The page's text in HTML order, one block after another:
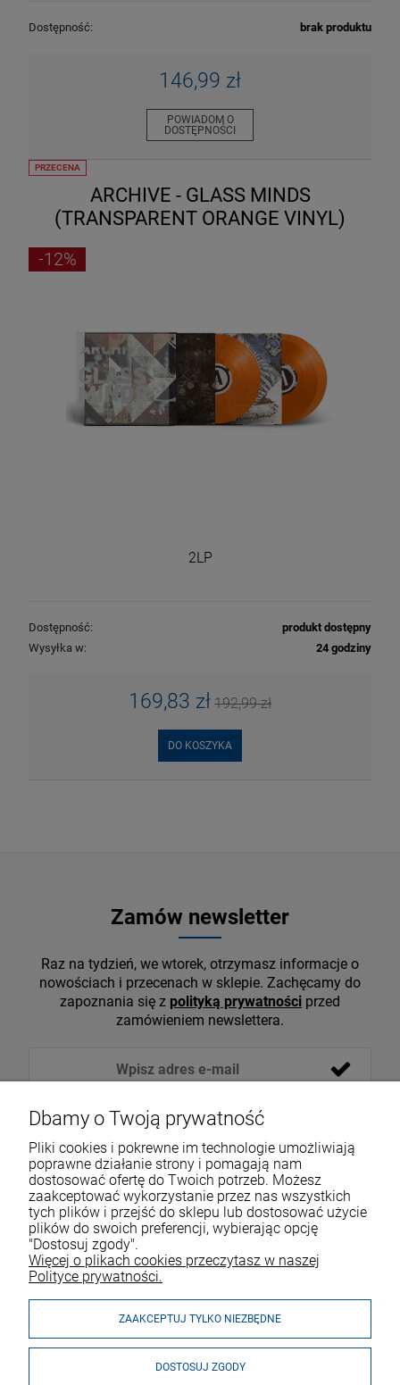
Dostępność: brak produktu
146,99 zł
POWIADOM O
DOSTĘPNOŚCI
ARCHIVE - GLASS MINDS
(TRANSPARENT ORANGE VINYL)
-12%
2LP
Dostępność:
produkt dostępny
Wysyłka w:
24 godziny
169,83 zł 192,99 zł
DO KOSZYKA
PRZECENA
Zamów newsletter
Raz na tydzień, we wtorek, otrzymasz informacje o
nowościach i przecenach w sklepie. Zachęcamy do
zapoznania się z polityką prywatności przed
zamówieniem newslettera.
VOICESHOP.PL
ZAKUPY
Dbamy o Twoją prywatność
Pliki cookies i pokrewne im technologie umożliwiają
poprawne działanie strony i pomagają nam
dostosować ofertę do Twoich potrzeb. Możesz
zaakceptować wykorzystanie przez nas wszystkich
tych plików i przejść do sklepu lub dostosować użycie
plików do swoich preferencji, wybierając opcję
"Dostosuj zgody".
Więcej o plikach cookies przeczytasz w naszej
Polityce prywatności.
ZAAKCEPTUJ TYLKO NIEZBĘDNE
DOSTOSUJ ZGODY